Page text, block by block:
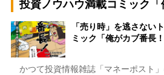
投資ノウハウ満載コミック「
「売り時」を逃さな
ミック「俺がカブ番長
かつて投資情報雑誌「マネーポスト